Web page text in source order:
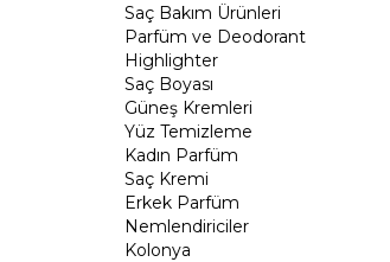
Saç Bakım Ürünleri
Parfüm ve Deodorant
Highlighter
Saç Boyası
Güneş Kremleri
Yüz Temizleme
Kadın Parfüm
Saç Kremi
Erkek Parfüm
Nemlendiriciler
Kolonya